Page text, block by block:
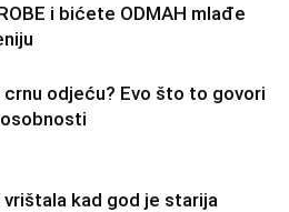
i bićete ODMAH mlađe
odjeću? Evo što to govori
vrištala kad god je starija